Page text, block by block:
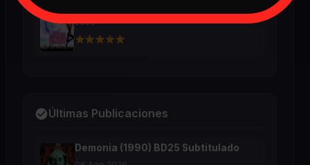
2026
Últimas Publicaciones
Demonia (1990) BD25 Subtitulado